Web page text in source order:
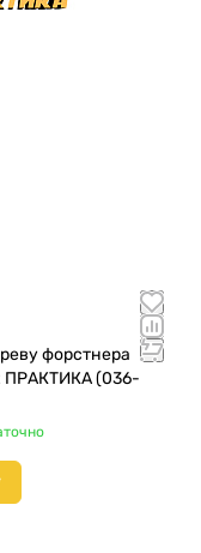
форстнера
ПРАКТИКА (036-